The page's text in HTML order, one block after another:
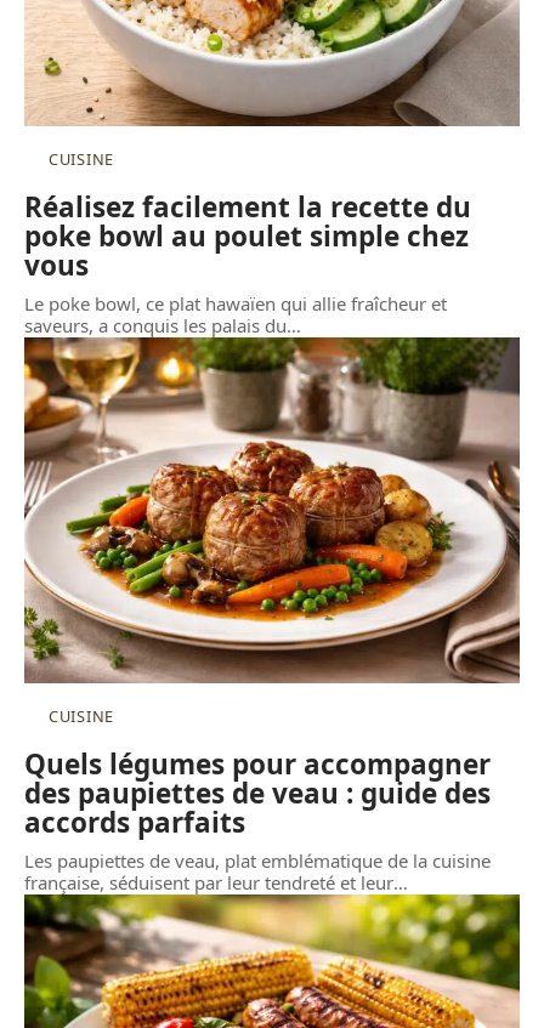
CUISINE
Réalisez facilement la recette du
poke bowl au poulet simple chez
vous
Le poke bowl, ce plat hawaïen qui allie fraîcheur et
saveurs, a conquis les palais du…
CUISINE
Quels légumes pour accompagner
des paupiettes de veau : guide des
accords parfaits
Les paupiettes de veau, plat emblématique de la cuisine
française, séduisent par leur tendreté et leur…